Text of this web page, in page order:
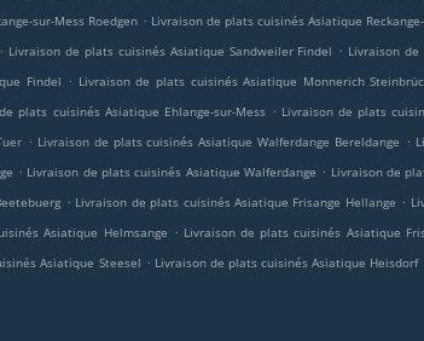
sur-Mess Roedgen . Livraison de plats cuisinés Asiatique
. Livraison de plats cuisinés Asiatique Sandweiler Findel . Livraison
Findel . Livraison de plats cuisinés Asiatique Monnerich
plats cuisinés Asiatique Ehlange-sur-Mess . Livraison de plats
. Livraison de plats cuisinés Asiatique Walferdange Bereldange .
. Livraison de plats cuisinés Asiatique Walferdange . Livraison de
. Livraison de plats cuisinés Asiatique Frisange Hellange .
Asiatique Helmsange . Livraison de plats cuisinés Asiatique
Asiatique Steesel . Livraison de plats cuisinés Asiatique Heisdorf